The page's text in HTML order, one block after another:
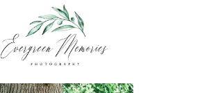
HOME